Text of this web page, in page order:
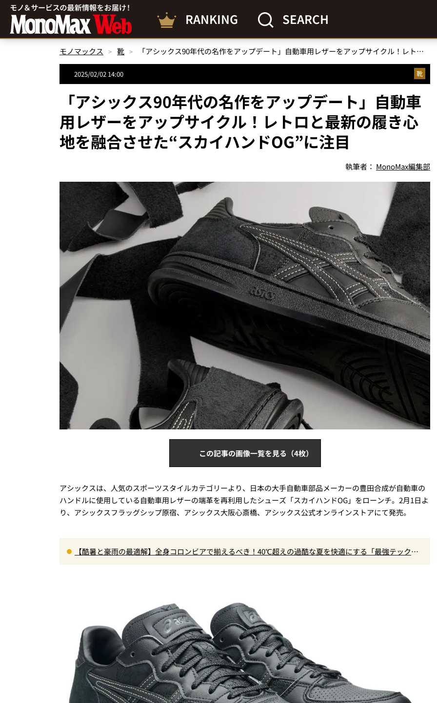
RANKING SEARCH
モノマックス 靴 「アシックス90年代の名作をアップデート」自動車用レザーをアップサイクル！レトロと最新の履き心地を融合させた“スカイハンドOG”に注目
2025/02/02 14:00 靴
「アシックス90年代の名作をアップデート」自動車
用レザーをアップサイクル！レトロと最新の履き心
地を融合させた“スカイハンドOG”に注目
執筆者： MonoMax編集部
この記事の画像一覧を見る（4枚）
アシックスは、人気のスポーツスタイルカテゴリーより、日本の大手自動車部品メーカーの豊田合成が自動車の
ハンドルに使用している自動車用レザーの端革を再利用したシューズ「スカイハンドOG」をローンチ。2月1日よ
り、アシックスフラッグシップ原宿、アシックス大阪心斎橋、アシックス公式オンラインストアにて発売。
【酷暑と豪雨の最適解】全身コロンビアで揃えるべき！40℃超えの過酷な夏を快適にする「最強テックウ